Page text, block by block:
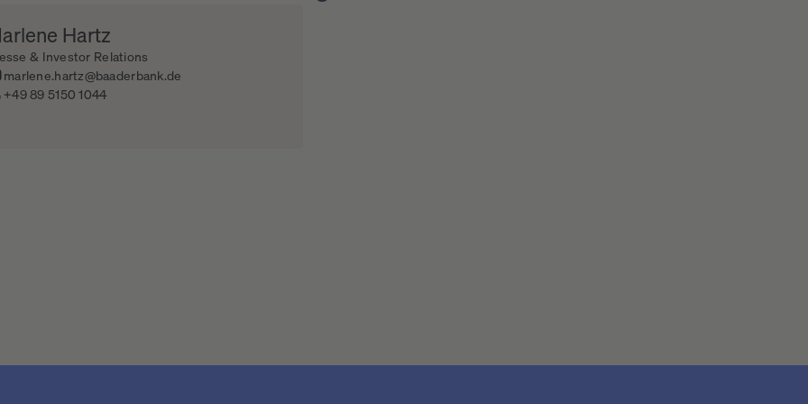
Hartz
& Investor Relations
marlene.hartz@baaderbank.de
+49 89 5150 1044